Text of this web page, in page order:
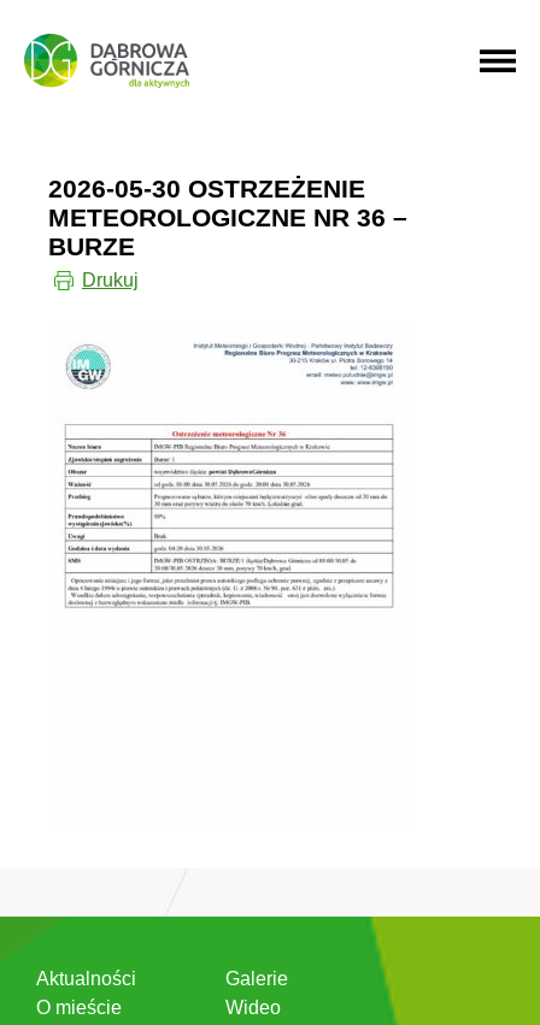
PRZEJDŹ DO MENU GŁÓWNEGO
PRZEJDŹ DO WYSZUKIWARKI
2026-05-30 OSTRZEŻENIE
METEOROLOGICZNE NR 36 –
BURZE
Drukuj
Aktualności
O mieście
Galerie
Wideo